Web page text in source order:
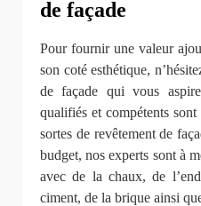
de façade
Pour fournir une valeur
son coté esthétique,
de façade qui vous
qualifiés et compétents
sortes de revêtement de
budget, nos experts sont à
avec de la chaux, de
ciment, de la brique ainsi